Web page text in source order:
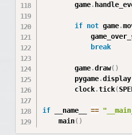
        game
.
if not game.
break
        game
.draw( )
        pygame
.display
        clock
.tick(
if __name__ ==
    main
( )